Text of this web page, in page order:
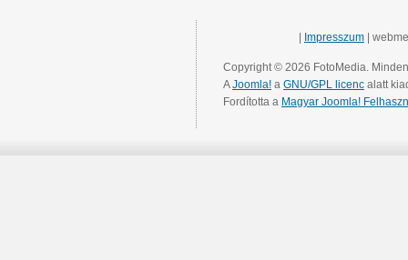
Impresszum |
Copyright © 2026 FotoMedia.
AJoomla! a GNU/GPL licenc alatt
Fordította a Magyar Joomla!